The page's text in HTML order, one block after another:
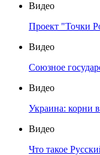
Видео
Проект "Точки
Видео
Союзное
Видео
Украина: корни
Видео
Что такое